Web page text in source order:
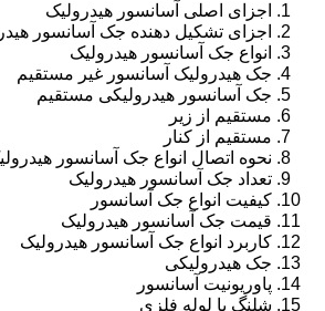
اجزای اصلی آسانسور هیدرولیک
اجزای تشکیل دهنده جک آسانسور
انواع جک آسانسور هیدرولیک
جک هیدرولیک آسانسور غیر مستقیم
جک آسانسور هیدرولیکی مستقیم
مستقیم از زیر
مستقیم از کنار
نحوه اتصال انواع جک آسانسور
تعداد جک آسانسور هیدرولیک
کیفیت انواع جک آسانسور
قیمت جک آسانسور هیدرولیک
کاربرد انواع جک آسانسور هیدرولیک
جک هیدرولیکی
پاوریونیت آسانسور
شلنگ یا لوله فلزی